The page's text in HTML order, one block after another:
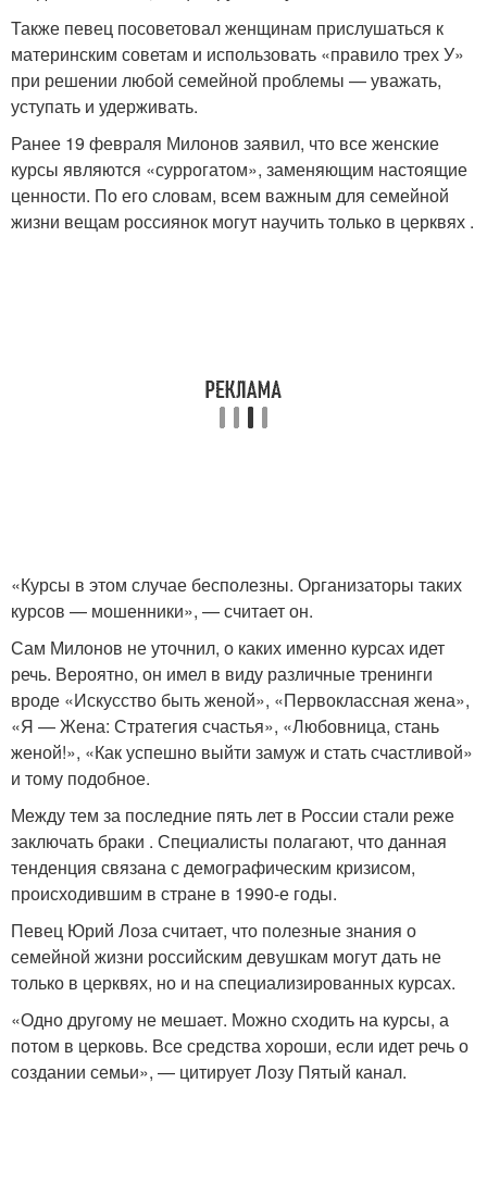
Также певец посоветовал женщинам прислушаться к
материнским советам и использовать «правило трех У»
при решении любой семейной проблемы — уважать,
уступать и удерживать.
Ранее 19 февраля Милонов заявил, что все женские
курсы являются «суррогатом», заменяющим настоящие
ценности. По его словам, всем важным для семейной
жизни вещам россиянок могут научить только в церквях .
«Курсы в этом случае бесполезны. Организаторы таких
курсов — мошенники», — считает он.
Сам Милонов не уточнил, о каких именно курсах идет
речь. Вероятно, он имел в виду различные тренинги
вроде «Искусство быть женой», «Первоклассная жена»,
«Я — Жена: Стратегия счастья», «Любовница, стань
женой!», «Как успешно выйти замуж и стать счастливой»
и тому подобное.
Между тем за последние пять лет в России стали реже
заключать браки . Специалисты полагают, что данная
тенденция связана с демографическим кризисом,
происходившим в стране в 1990-е годы.
Певец Юрий Лоза считает, что полезные знания о
семейной жизни российским девушкам могут дать не
только в церквях, но и на специализированных курсах.
«Одно другому не мешает. Можно сходить на курсы, а
потом в церковь. Все средства хороши, если идет речь о
создании семьи», — цитирует Лозу Пятый канал.